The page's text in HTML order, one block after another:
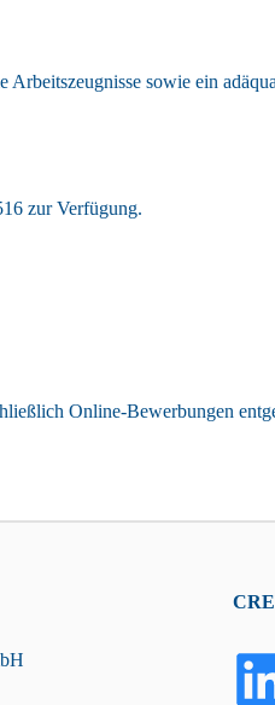
sowie ein
zur Verfügung.
Online-Bewerbungen